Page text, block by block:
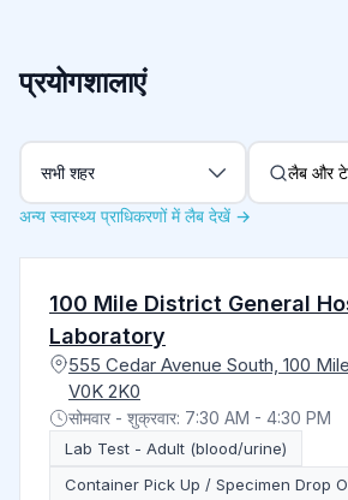
प्रयोगशालाएं
शहर के अनुसार फ़िल्टर करें
सभी शहर
अन्य स्वास्थ्य प्राधिकरणों में लैब देखें →
100 Mile District General
Laboratory
555 Cedar Avenue South, 100
V0K 2K0
सोमवार - शुक्रवार: 7:30 AM - 4:30 PM
Lab Test - Adult (blood/urine)
Container Pick Up / Specimen Drop